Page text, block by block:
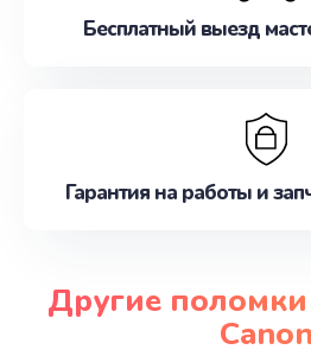
Бесплатный выезд
Гарантия на работы и
Другие
Canon